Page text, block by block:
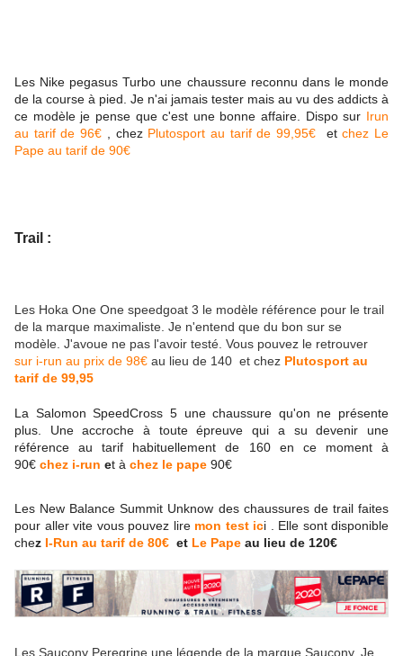
Les Nike pegasus Turbo une chaussure reconnu dans le monde
de la course à pied. Je n'ai jamais tester mais au vu des addicts à
ce modèle je pense que c'est une bonne affaire. Dispo sur Irun
au tarif de 96€
, chez Plutosport au tarif de 99,95€ etchez Le
Pape au tarif de 90€
Trail :
Les Hoka One One speedgoat 3 le modèle référence pour le trail
de la marque maximaliste. Je n'entend que du bon sur se
modèle. J'avoue ne pas l'avoir testé. Vous pouvez le retrouver
sur i-run au prix de 98€ au lieu de 140 et chez Plutosport au
tarif de 99,95
La Salomon SpeedCross 5 une chaussure qu'on ne présente
plus. Une accroche à toute épreuve qui a su devenir une
référence au tarif habituellement de 160 en ce moment à
90€ chez i-run et à chez le pape 90€
Les New Balance Summit Unknow des chaussures de trail faites
pour aller vite vous pouvez lire mon test ici . Elle sont disponible
chez I-Run au tarif de 80€ et Le Pape au lieu de 120€
Les Saucony Peregrine une légende de la marque Saucony. Je